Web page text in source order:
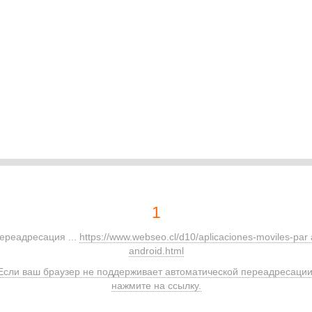
1
... https://www.webseo.cl/d10/aplicaciones-moviles-par
android.html
ваш браузер не поддерживает автоматической
нажмите на ссылку.